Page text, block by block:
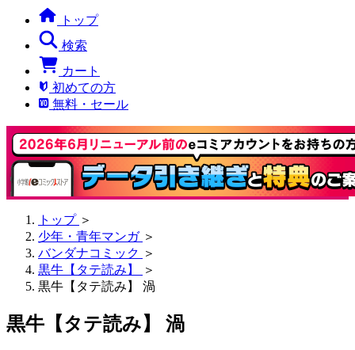
トップ
検索
カート
初めての方
無料・セール
トップ ＞
少年・青年マンガ ＞
バンダナコミック ＞
黒牛【タテ読み】
＞
黒牛【タテ読み】 渦
黒牛【タテ読み】 渦